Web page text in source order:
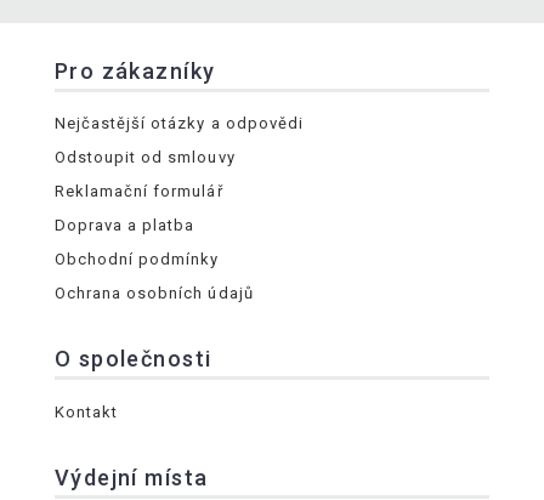
Pro zákazníky
Nejčastější otázky a odpovědi
Odstoupit od smlouvy
Reklamační formulář
Doprava a platba
Obchodní podmínky
Ochrana osobních údajů
O společnosti
Kontakt
Výdejní místa